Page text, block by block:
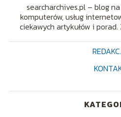
searcharchives.pl – blog
komputerów, usług
ciekawych artykułów i